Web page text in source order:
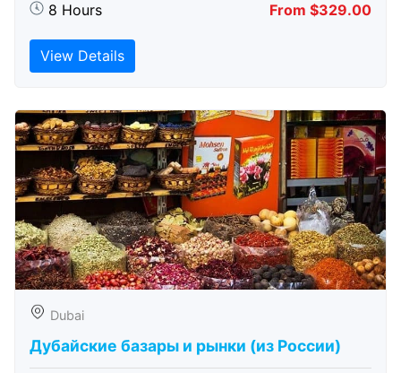
8 Hours From $329.00
View Details
Dubai
Дубайские базары и рынки (из России)